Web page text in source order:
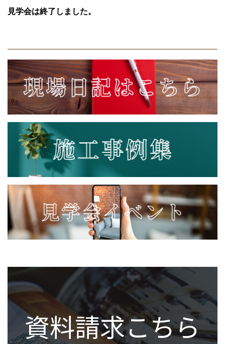
見学会は終了しました。
資料請求こちら